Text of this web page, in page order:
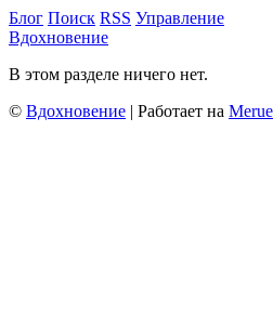
Блог Поиск RSS Управление
Вдохновение
В этом разделе ничего нет.
© Вдохновение | Работает на